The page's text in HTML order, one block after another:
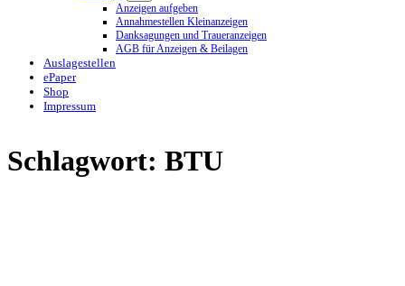
Anzeigen aufgeben
Annahmestellen Kleinanzeigen
Danksagungen und Traueranzeigen
AGB für Anzeigen & Beilagen
Auslagestellen
ePaper
Shop
Impressum
Schlagwort: BTU